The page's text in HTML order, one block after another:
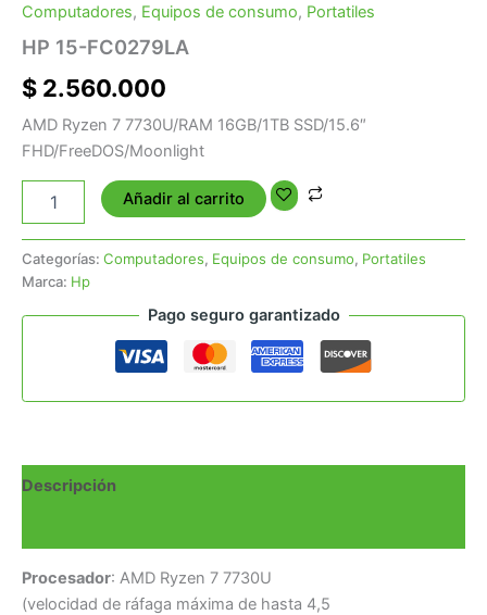
Computadores, Equipos de consumo, Portatiles
HP 15-FC0279LA
$ 2.560.000
AMD Ryzen 7 7730U/RAM 16GB/1TB SSD/15.6″
FHD/FreeDOS/Moonlight
Añadir al carrito
Categorías: Computadores, Equipos de consumo, Portatiles
Marca: Hp
Pago seguro garantizado
Descripción
Procesador: AMD Ryzen 7 7730U
(velocidad de ráfaga máxima de hasta 4,5